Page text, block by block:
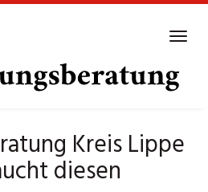
Kreis Lippe
diesen